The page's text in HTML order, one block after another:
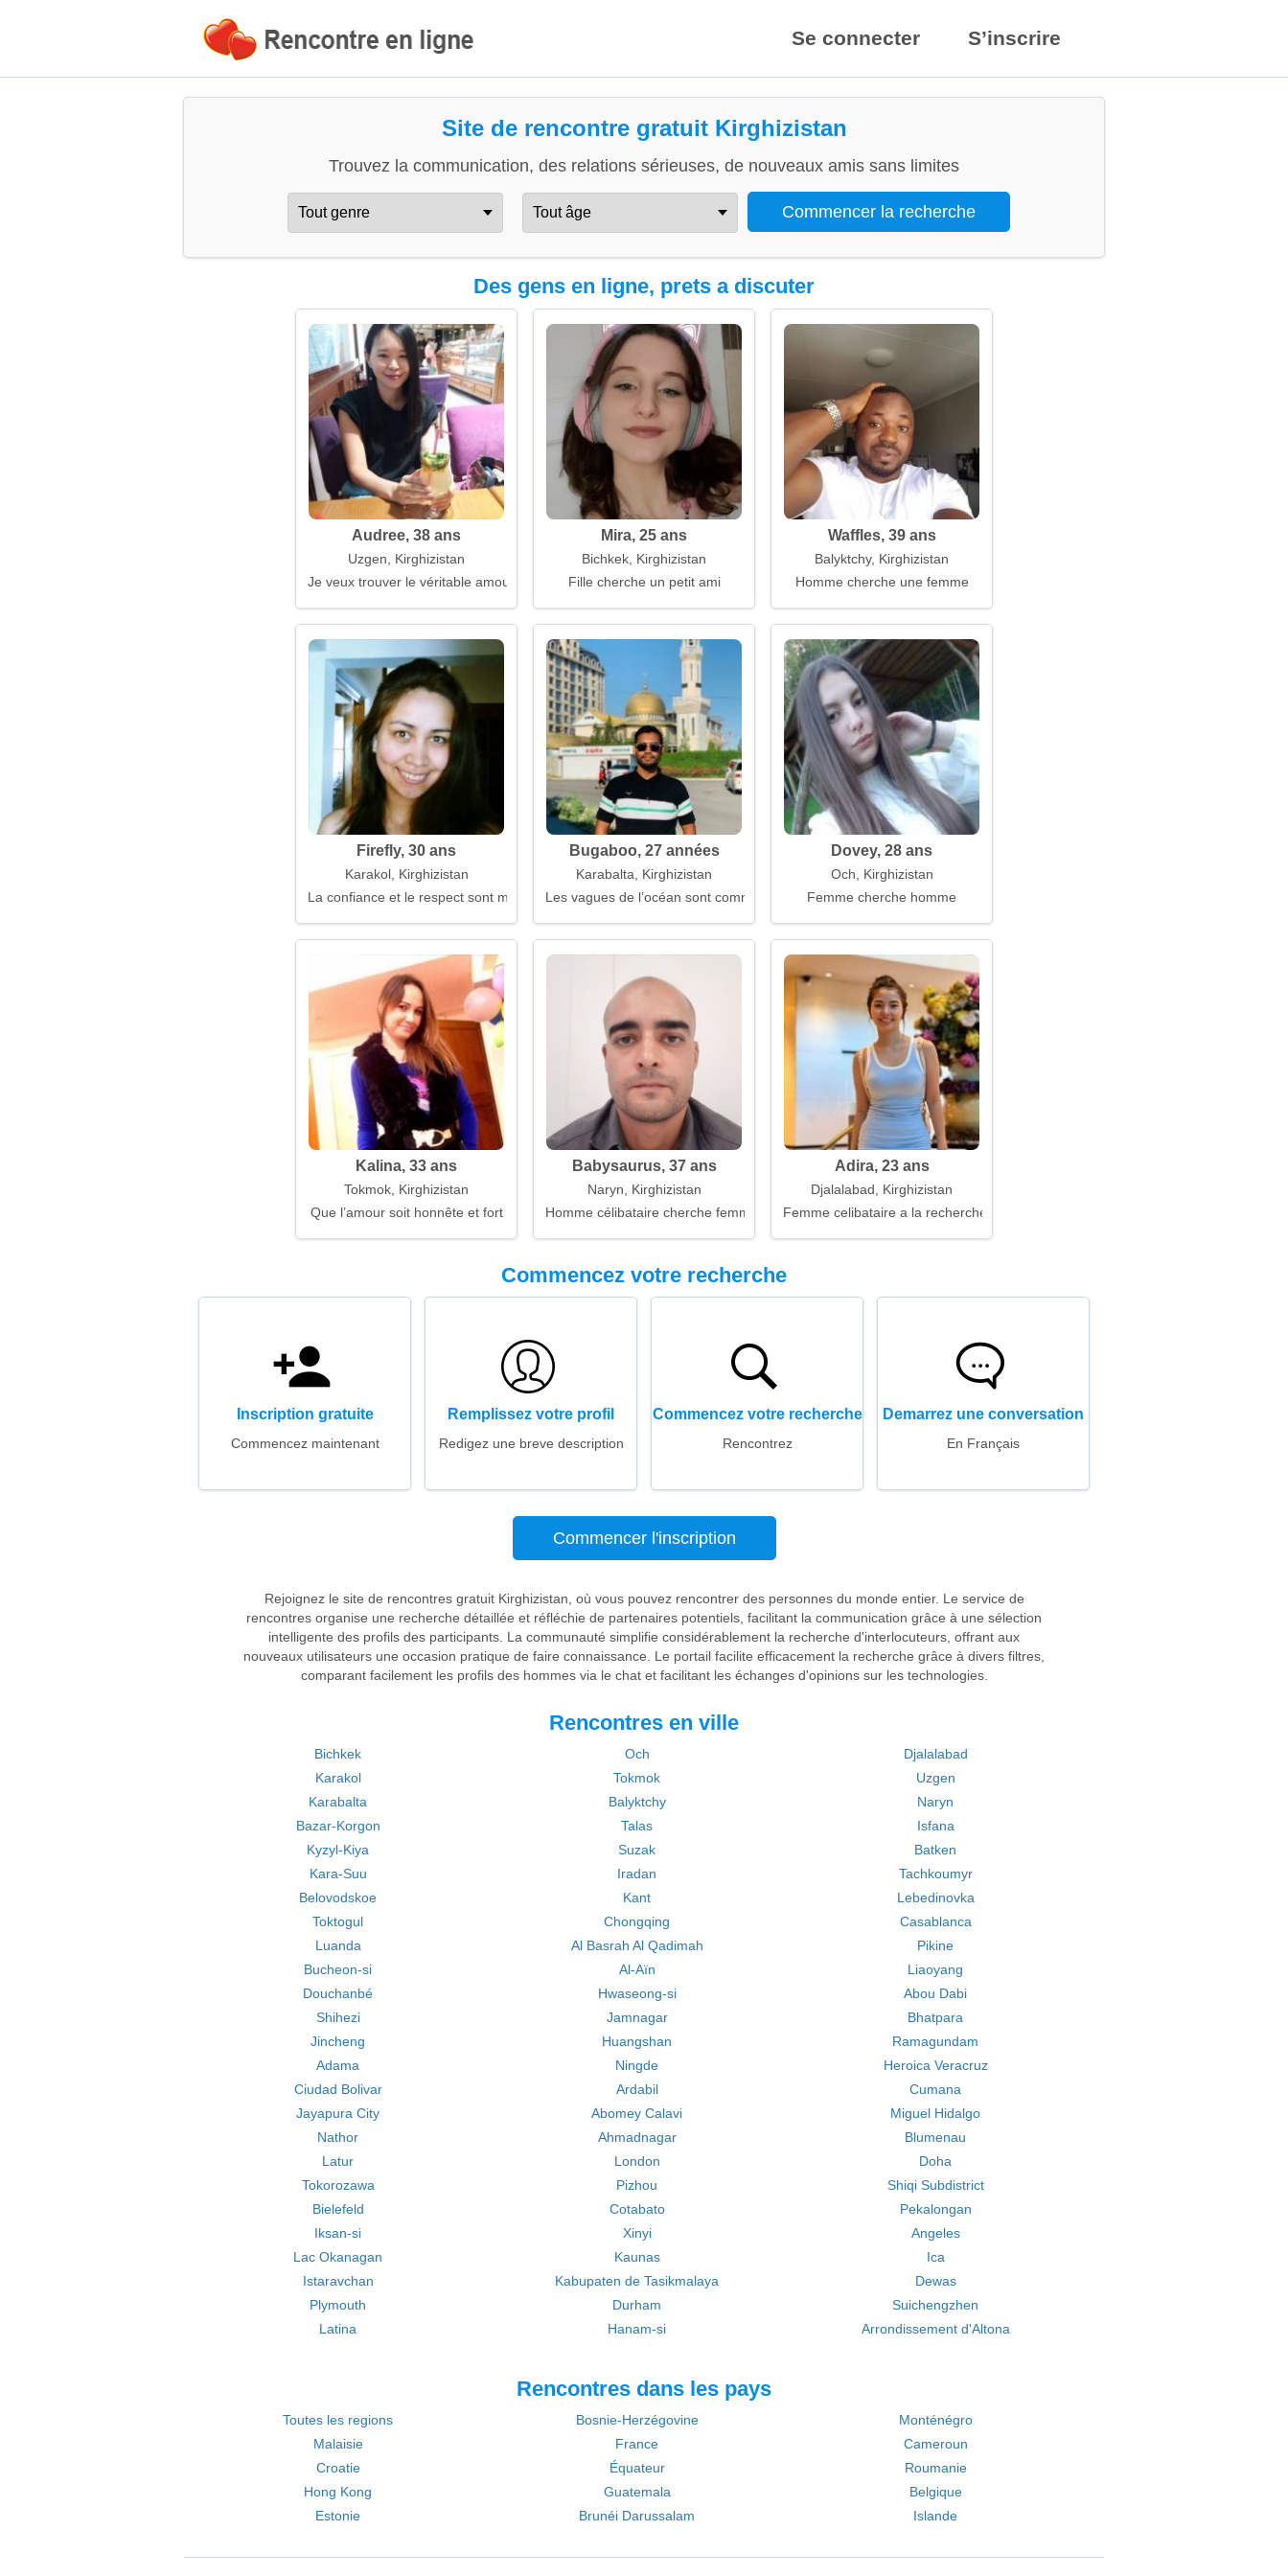
Se connecter S’inscrire
Site de rencontre gratuit Kirghizistan
Trouvez la communication, des relations sérieuses, de nouveaux amis sans limites
Des gens en ligne, prets a discuter
Audree, 38 ans
Uzgen, Kirghizistan
Je veux trouver le véritable amour
Mira, 25 ans
Bichkek, Kirghizistan
Fille cherche un petit ami
Waffles, 39 ans
Balyktchy, Kirghizistan
Homme cherche une femme
Firefly, 30 ans
Karakol, Kirghizistan
La confiance et le respect sont mes principes
Bugaboo, 27 années
Karabalta, Kirghizistan
Les vagues de l’océan sont comme le pouls du cœur
Dovey, 28 ans
Och, Kirghizistan
Femme cherche homme
Kalina, 33 ans
Tokmok, Kirghizistan
Que l’amour soit honnête et fort
Babysaurus, 37 ans
Naryn, Kirghizistan
Homme célibataire cherche femme
Adira, 23 ans
Djalalabad, Kirghizistan
Femme celibataire a la recherche d'un mari
Commencez votre recherche
Inscription gratuite
Commencez maintenant
Remplissez votre profil
Redigez une breve description
Commencez votre recherche
Rencontrez
Demarrez une conversation
En Français
Commencer l'inscription
Rejoignez le site de rencontres gratuit Kirghizistan, où vous pouvez rencontrer des personnes du monde entier. Le service de
rencontres organise une recherche détaillée et réfléchie de partenaires potentiels, facilitant la communication grâce à une sélection
intelligente des profils des participants. La communauté simplifie considérablement la recherche d'interlocuteurs, offrant aux
nouveaux utilisateurs une occasion pratique de faire connaissance. Le portail facilite efficacement la recherche grâce à divers filtres,
comparant facilement les profils des hommes via le chat et facilitant les échanges d'opinions sur les technologies.
Rencontres en ville
Bichkek Och
Djalalabad
Karakol
Tokmok
Uzgen
Karabalta
Balyktchy
Naryn
Bazar-Korgon
Talas
Isfana
Kyzyl-Kiya
Suzak
Batken
Kara-Suu
Iradan
Tachkoumyr
Belovodskoe
Kant
Lebedinovka
Toktogul
Chongqing
Casablanca
Luanda
Al Basrah Al Qadimah
Pikine
Bucheon-si
Al-Aïn
Liaoyang
Douchanbé
Hwaseong-si
Abou Dabi
Shihezi
Jamnagar
Bhatpara
Jincheng
Huangshan
Ramagundam
Adama
Ningde
Heroica Veracruz
Ciudad Bolivar
Ardabil
Cumana
Jayapura City
Abomey Calavi
Miguel Hidalgo
Nathor
Ahmadnagar
Blumenau
Latur
London
Doha
Tokorozawa
Pizhou
Shiqi Subdistrict
Bielefeld
Cotabato
Pekalongan
Iksan-si
Xinyi
Angeles
Lac Okanagan
Kaunas
Ica
Istaravchan
Kabupaten de Tasikmalaya
Dewas
Plymouth
Durham
Suichengzhen
Latina
Hanam-si Arrondissement d'Altona
Rencontres dans les pays
Toutes les regions Bosnie-Herzégovine
Monténégro
Malaisie
France
Cameroun
Croatie
Équateur
Roumanie
Hong Kong
Guatemala
Belgique
Estonie
Brunéi Darussalam Islande